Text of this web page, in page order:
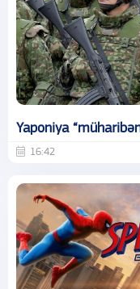
Yaponiya
16:42